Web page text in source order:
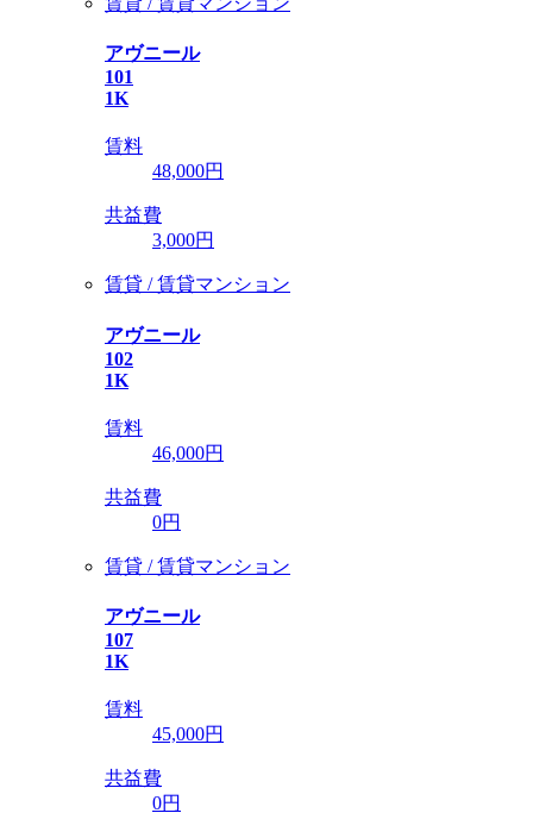
アヴニール
101
1K
賃料
48,000円
共益費
3,000円
賃貸 / 賃貸マンション
アヴニール
102
1K
賃料
46,000円
共益費
0円
賃貸 / 賃貸マンション
アヴニール
107
1K
賃料
45,000円
共益費
0円